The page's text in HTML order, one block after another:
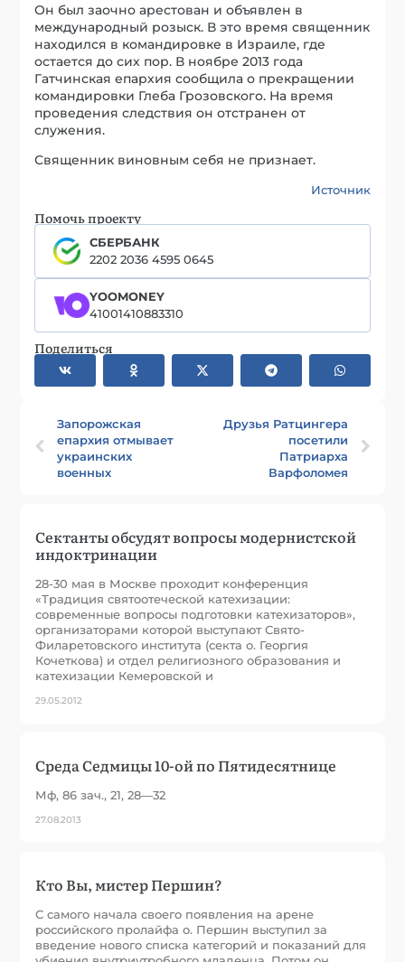
Он был заочно арестован и объявлен в
международный розыск. В это время священник
находился в командировке в Израиле, где
остается до сих пор. В ноябре 2013 года
Гатчинская епархия сообщила о прекращении
командировки Глеба Грозовского. На время
проведения следствия он отстранен от
служения.
Священник виновным себя не признает.
Источник
Помочь проекту
СБЕРБАНК
2202 2036 4595 0645
YOOMONEY
41001410883310
Поделиться
Запорожская
епархия отмывает
украинских
военных
Друзья Ратцингера
посетили
Патриарха
Варфоломея
Сектанты обсудят вопросы модернистской
индоктринации
28-30 мая в Москве проходит конференция
«Традиция святоотеческой катехизации:
современные вопросы подготовки катехизаторов»,
организаторами которой выступают Свято-
Филаретовского института (секта о. Георгия
Кочеткова) и отдел религиозного образования и
катехизации Кемеровской и
29.05.2012
Среда Седмицы 10-ой по Пятидесятнице
Мф, 86 зач., 21, 28—32
27.08.2013
Кто Вы, мистер Першин?
С самого начала своего появления на арене
российского пролайфа о. Першин выступил за
введение нового списка категорий и показаний для